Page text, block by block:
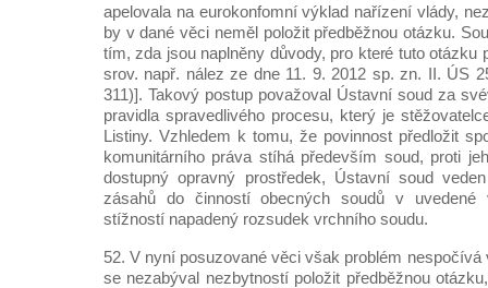
apelovala na eurokonfomní výklad nařízení vlády,
by v dané věci neměl položit předběžnou otázku.
tím, zda jsou naplněny důvody, pro které tuto otázku
srov. např. nález ze dne 11. 9. 2012 sp. zn. II. ÚS
311)]. Takový postup považoval Ústavní soud za
pravidla spravedlivého procesu, který je
Listiny. Vzhledem k tomu, že povinnost předložit
komunitárního práva stíhá především soud, proti
dostupný opravný prostředek, Ústavní soud
zásahů do činností obecných soudů v
stížností napadený rozsudek vrchního soudu.
52. V nyní posuzované věci však problém
se nezabýval nezbytností položit předběžnou